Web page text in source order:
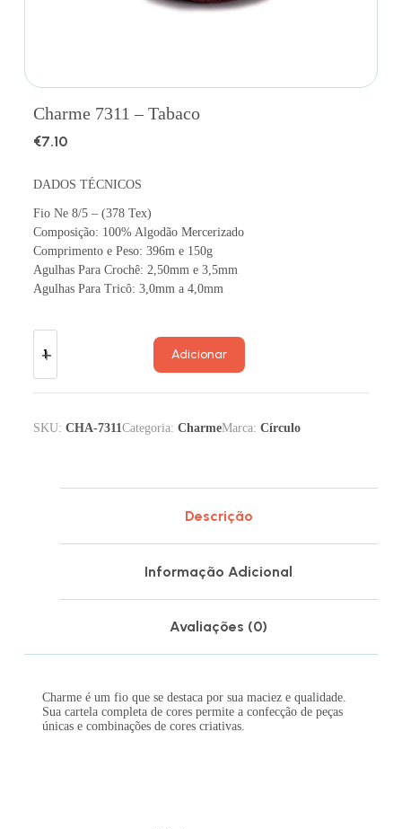
Charme 7311 – Tabaco
€7.10
DADOS TÉCNICOS
Fio Ne 8/5 – (378 Tex)
Composição: 100% Algodão Mercerizado
Comprimento e Peso: 396m e 150g
Agulhas Para Crochê: 2,50mm e 3,5mm
Agulhas Para Tricô: 3,0mm a 4,0mm
Adicionar
SKU: CHA-7311Categoria: CharmeMarca: Círculo
Descrição
Informação Adicional
Avaliações (0)
Charme é um fio que se destaca por sua maciez e qualidade.
Sua cartela completa de cores permite a confecção de peças
únicas e combinações de cores criativas.